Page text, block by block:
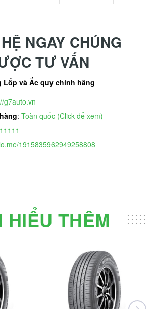
NGAY CHÚNG
TƯ VẤN
Lốp và Ắc quy chính hãng
g7auto.vn
: Toàn quốc (Click để xem)
1915835962949258808
HIỂU THÊM